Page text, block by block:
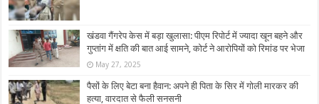
खंडवा गैंगरेप केस में बड़ा खुलासा: पीएम रिपोर्ट में ज्यादा खून बहने और
गुप्तांग में क्षति की बात आई सामने, कोर्ट ने आरोपियों को रिमांड पर भेजा
May 27, 2025
पैसों के लिए बेटा बना हैवान: अपने ही पिता के सिर में गोली मारकर की
हत्या, वारदात से फैली सनसनी